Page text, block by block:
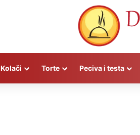
Kolači Torte Peciva i testa